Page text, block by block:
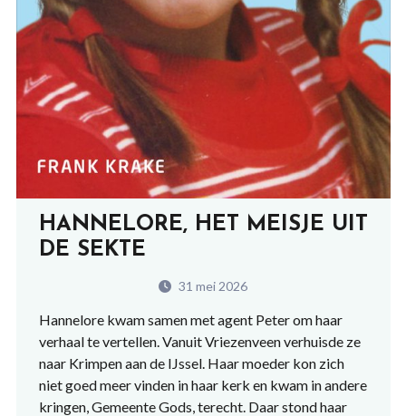
HANNELORE, HET MEISJE UIT
DE SEKTE
31 mei 2026
Hannelore kwam samen met agent Peter om haar
verhaal te vertellen. Vanuit Vriezenveen verhuisde ze
naar Krimpen aan de IJssel. Haar moeder kon zich
niet goed meer vinden in haar kerk en kwam in andere
kringen, Gemeente Gods, terecht. Daar stond haar